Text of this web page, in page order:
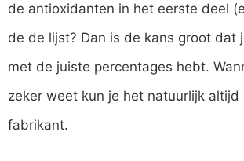
de antioxidanten in het eerste deel
de de lijst? Dan is de kans groot dat
met de juiste percentages hebt.
zeker weet kun je het natuurlijk altijd
fabrikant.